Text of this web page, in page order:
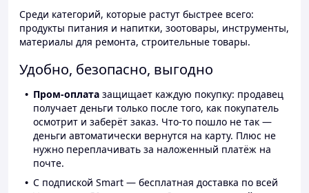
Среди категорий, которые растут быстрее всего:
продукты питания и напитки, зоотовары, инструменты,
материалы для ремонта, строительные товары.
Удобно, безопасно, выгодно
Пром-оплата защищает каждую покупку: продавец
получает деньги только после того, как покупатель
осмотрит и заберёт заказ. Что-то пошло не так —
деньги автоматически вернутся на карту. Плюс не
нужно переплачивать за наложенный платёж на
почте.
С подпиской Smart — бесплатная доставка по всей